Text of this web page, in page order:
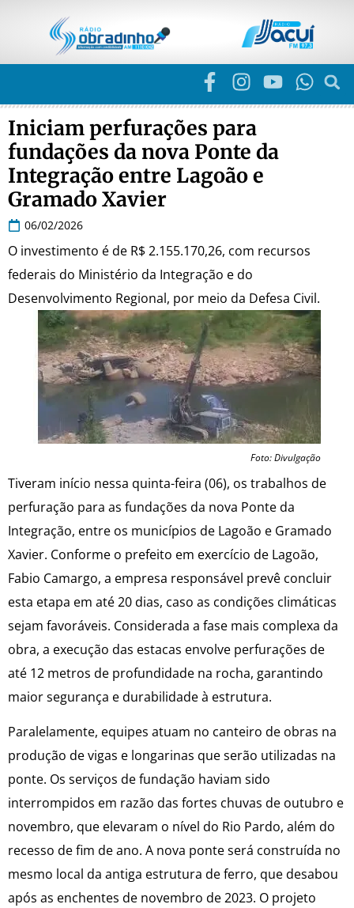
Iniciam perfurações para
fundações da nova Ponte da
Integração entre Lagoão e
Gramado Xavier
06/02/2026
O investimento é de R$ 2.155.170,26, com recursos
federais do Ministério da Integração e do
Desenvolvimento Regional, por meio da Defesa Civil.
Foto: Divulgação
Tiveram início nessa quinta-feira (06), os trabalhos de
perfuração para as fundações da nova Ponte da
Integração, entre os municípios de Lagoão e Gramado
Xavier. Conforme o prefeito em exercício de Lagoão,
Fabio Camargo, a empresa responsável prevê concluir
esta etapa em até 20 dias, caso as condições climáticas
sejam favoráveis. Considerada a fase mais complexa da
obra, a execução das estacas envolve perfurações de
até 12 metros de profundidade na rocha, garantindo
maior segurança e durabilidade à estrutura.
Paralelamente, equipes atuam no canteiro de obras na
produção de vigas e longarinas que serão utilizadas na
ponte. Os serviços de fundação haviam sido
interrompidos em razão das fortes chuvas de outubro e
novembro, que elevaram o nível do Rio Pardo, além do
recesso de fim de ano. A nova ponte será construída no
mesmo local da antiga estrutura de ferro, que desabou
após as enchentes de novembro de 2023. O projeto